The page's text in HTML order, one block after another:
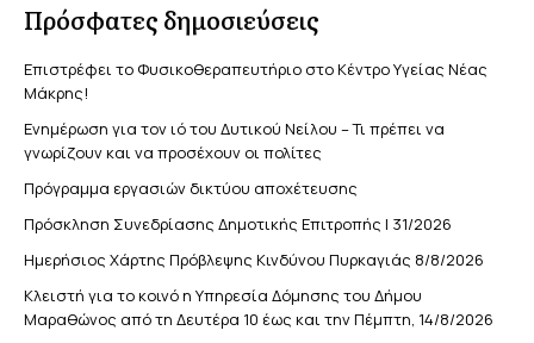
Πρόσφατες δημοσιεύσεις
Επιστρέφει το Φυσικοθεραπευτήριο στο Κέντρο Υγείας Νέας
Μάκρης!
Ενημέρωση για τον ιό του Δυτικού Νείλου – Τι πρέπει να
γνωρίζουν και να προσέχουν οι πολίτες
Πρόγραμμα εργασιών δικτύου αποχέτευσης
Πρόσκληση Συνεδρίασης Δημοτικής Επιτροπής | 31/2026
Ημερήσιος Χάρτης Πρόβλεψης Κινδύνου Πυρκαγιάς 8/8/2026
Κλειστή για το κοινό η Υπηρεσία Δόμησης του Δήμου
Μαραθώνος από τη Δευτέρα 10 έως και την Πέμπτη, 14/8/2026